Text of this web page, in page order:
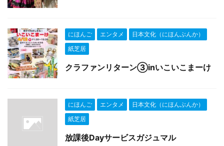
にほんご エンタメ
日本文化（にほんぶんか）
紙芝居
クラファンリターン③inいこいこまーけ
にほんご エンタメ
日本文化（にほんぶんか）
紙芝居
放課後Dayサービスガジュマル